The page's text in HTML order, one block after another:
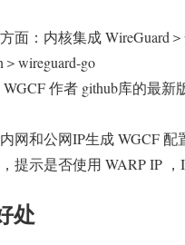
面：内核集成 WireGuard
wireguard-go
作者 github库的最新
网和公网IP生成 WGCF 配
提示是否使用 WARP IP ，
处